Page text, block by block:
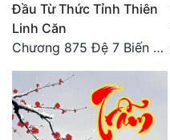
Đầu Từ Thức Tỉnh Thiên
Linh Căn
Chương 875 Đệ 7 Biến Thánh Long Biến!